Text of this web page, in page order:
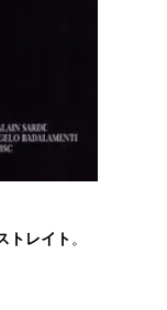
トレイト 。